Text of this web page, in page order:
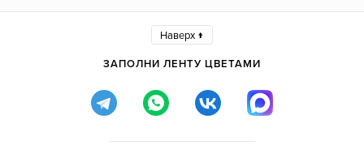
ЗАПОЛНИ ЛЕНТУ ЦВЕТАМИ
Наверх ↑